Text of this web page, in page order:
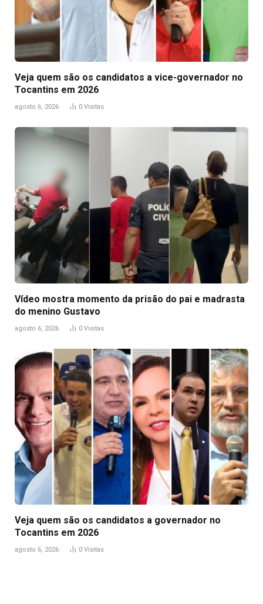
Veja quem são os candidatos a vice-governador no
Tocantins em 2026
agosto 6, 2026 0 Visitas
Vídeo mostra momento da prisão do pai e madrasta
do menino Gustavo
agosto 6, 2026 0 Visitas
Veja quem são os candidatos a governador no
Tocantins em 2026
agosto 6, 2026 0 Visitas